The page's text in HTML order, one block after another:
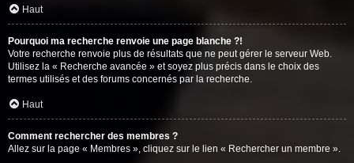
Haut
Pourquoi ma recherche renvoie une page blanche ?!
Votre recherche renvoie plus de résultats que ne peut gérer le serveur Web.
Utilisez la « Recherche avancée » et soyez plus précis dans le choix des
termes utilisés et des forums concernés par la recherche.
Haut
Comment rechercher des membres ?
Allez sur la page « Membres », cliquez sur le lien « Rechercher un membre ».